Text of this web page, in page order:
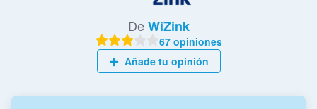
DeWiZink
67 opiniones
Añade tu opinión